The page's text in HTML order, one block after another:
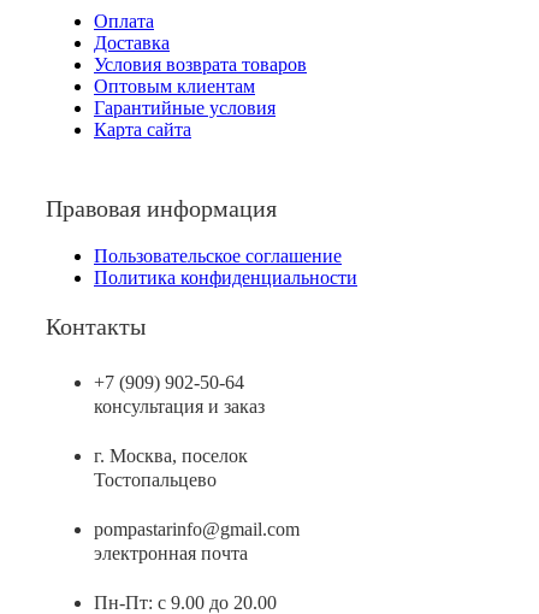
Оплата
Доставка
Условия возврата товаров
Оптовым клиентам
Гарантийные условия
Карта сайта
Правовая информация
Пользовательское соглашение
Политика конфиденциальности
Контакты
+7 (909) 902-50-64
консультация и заказ
г. Москва, поселок
Тостопальцево
pompastarinfo@gmail.com
электронная почта
Пн-Пт: с 9.00 до 20.00